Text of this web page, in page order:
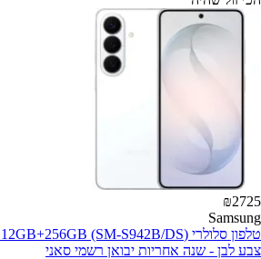
₪2725
Samsung
צבע לבן - שנה אחריות יבואן רשמי סאני